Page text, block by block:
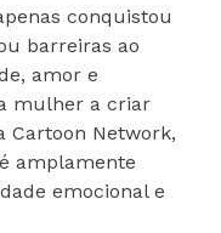
conquistou
barreiras ao
amor e
mulher a criar
Cartoon Network,
amplamente
emocional e